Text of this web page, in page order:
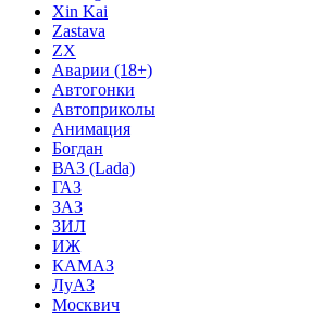
Xin Kai
Zastava
ZX
Аварии (18+)
Автогонки
Автоприколы
Анимация
Богдан
ВАЗ (Lada)
ГАЗ
ЗАЗ
ЗИЛ
ИЖ
КАМАЗ
ЛуАЗ
Москвич